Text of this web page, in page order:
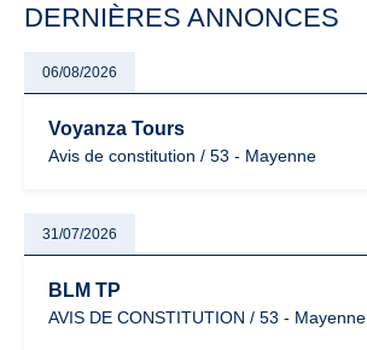
DERNIÈRES ANNONCES
06/08/2026
Voyanza Tours
Avis de constitution / 53 - Mayenne
31/07/2026
BLM TP
AVIS DE CONSTITUTION / 53 - Mayenne